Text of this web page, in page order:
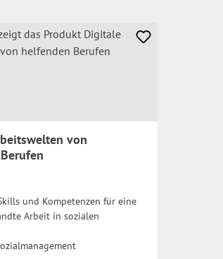
von
und Kompetenzen für eine
Arbeit in sozialen